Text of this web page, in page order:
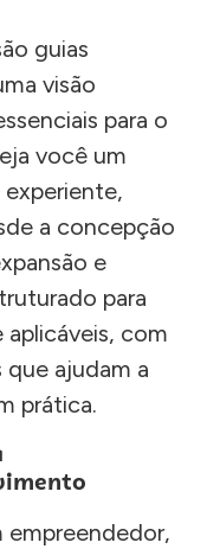
guias
visão
para o
você um
a concepção
e
para
com
que ajudam a
prática.
empreendedor,